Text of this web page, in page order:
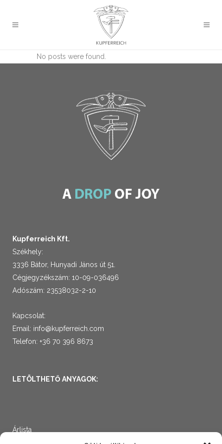
No posts were found.
Kupferreich Kft.
Székhely:
3336 Bátor, Hunyadi János út 51.
Cégjegyzékszám: 10-09-036496
Adószám: 23538032-2-10
Kapcsolat:
Email: info@kupferreich.com
Telefon: +36 70 396 8673
LETÖLTHETŐ ANYAGOK:
Árlista